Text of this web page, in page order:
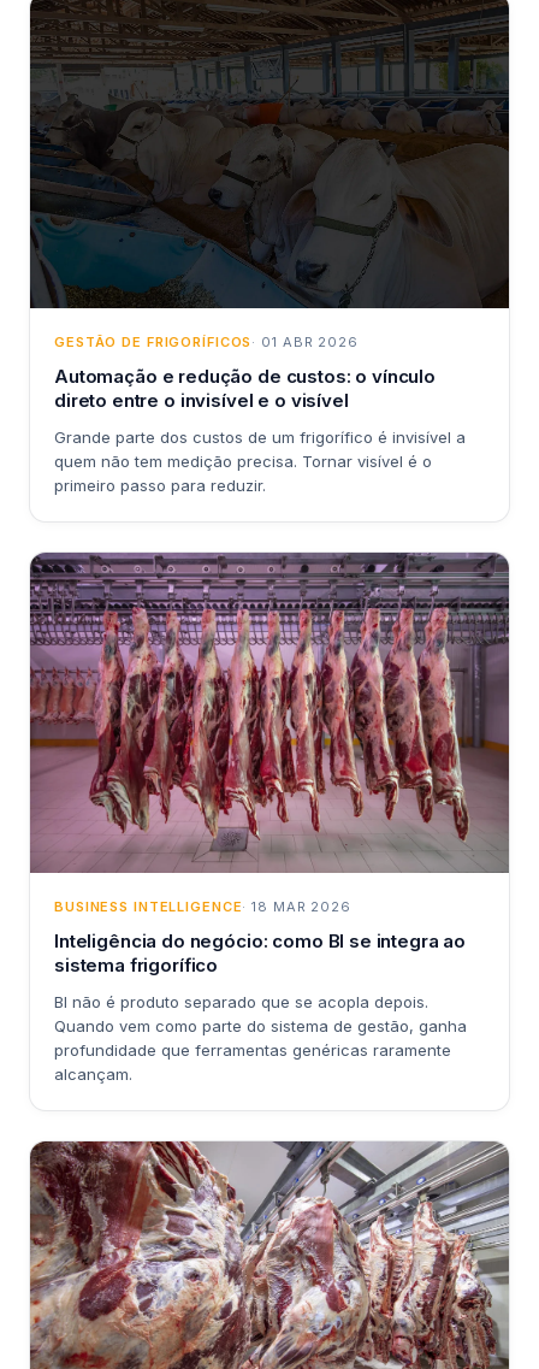
GESTÃO DE FRIGORÍFICOS · 01 ABR 2026
Automação e redução de custos: o vínculo
direto entre o invisível e o visível
Grande parte dos custos de um frigorífico é invisível a
quem não tem medição precisa. Tornar visível é o
primeiro passo para reduzir.
BUSINESS INTELLIGENCE· 18 MAR 2026
Inteligência do negócio: como BI se integra ao
sistema frigorífico
BI não é produto separado que se acopla depois.
Quando vem como parte do sistema de gestão, ganha
profundidade que ferramentas genéricas raramente
alcançam.